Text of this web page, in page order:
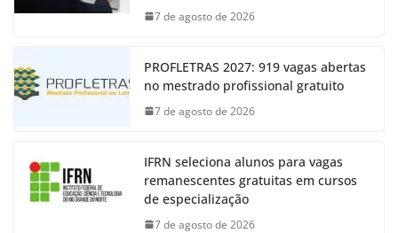
7 de agosto de 2026
PROFLETRAS 2027: 919 vagas abertas
no mestrado profissional gratuito
7 de agosto de 2026
IFRN seleciona alunos para vagas
remanescentes gratuitas em cursos
de especialização
7 de agosto de 2026